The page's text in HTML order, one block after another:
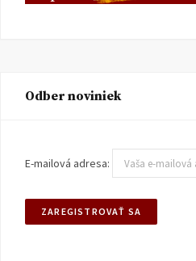
Odber noviniek
E-mailová adresa: